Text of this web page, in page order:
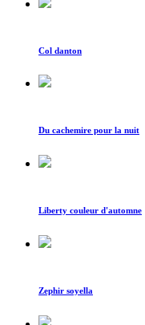
Col danton
Du cachemire pour la nuit
Liberty couleur d'automne
Zephir soyella